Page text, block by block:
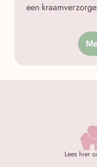
een
Lees hier